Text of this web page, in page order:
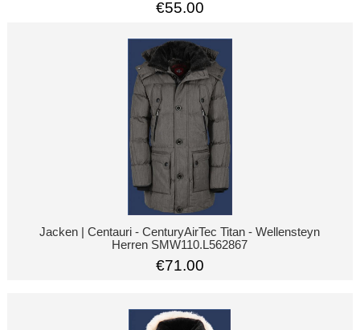
€55.00
Jacken | Centauri - CenturyAirTec Titan - Wellensteyn
Herren SMW110.L562867
€71.00